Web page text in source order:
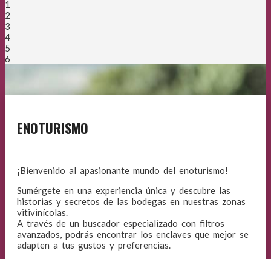
1
2
3
4
5
6
ENOTURISMO
¡Bienvenido al apasionante mundo del enoturismo!
Sumérgete en una experiencia única y descubre las
historias y secretos de las bodegas en nuestras zonas
vitivinícolas.
A través de un buscador especializado con filtros
avanzados, podrás encontrar los enclaves que mejor se
adapten a tus gustos y preferencias.